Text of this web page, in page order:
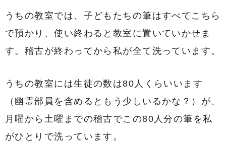
うちの教室では、子どもたちの筆はすべてこちら
で預かり、使い終わると教室に置いていかせま
す。稽古が終わってから私が全て洗っています。
うちの教室には生徒の数は80人くらいいます
（幽霊部員を含めるともう少しいるかな？）が、
月曜から土曜までの稽古でこの80人分の筆を私
がひとりで洗っています。